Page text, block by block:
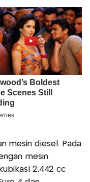
mesin diesel. Pada
mesin
2,442 cc